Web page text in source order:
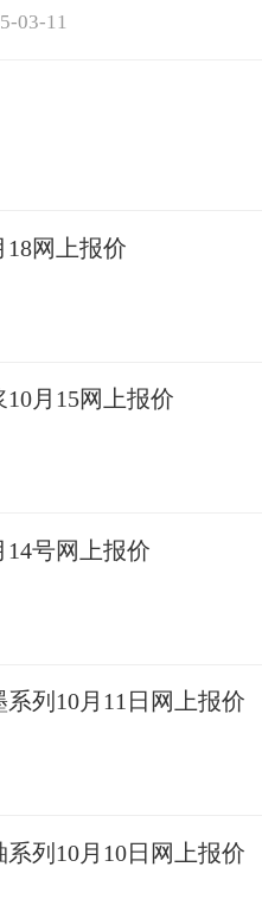
03-11
18网上报价
月15网上报价
14号网上报价
列10月11日网上报价
列10月10日网上报价